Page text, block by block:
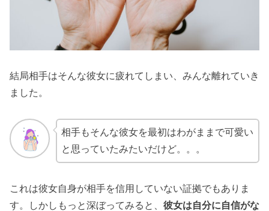
結局相手はそんな彼女に疲れてしまい、みんな離れていき
ました。
相手もそんな彼女を最初はわがままで可愛い
と思っていたみたいだけど。。。
これは彼女自身が相手を信用していない証拠でもありま
す。しかしもっと深ぼってみると、 彼女は自分に自信がな